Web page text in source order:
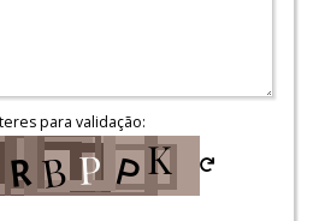
para validação: